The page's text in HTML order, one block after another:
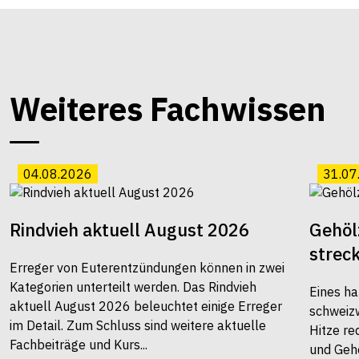
Weiteres Fachwissen
04.08.2026
Rindvieh aktuell August 2026
Erreger von Euterentzündungen können in zwei
Kategorien unterteilt werden. Das Rindvieh
aktuell August 2026 beleuchtet einige Erreger
im Detail. Zum Schluss sind weitere aktuelle
Fachbeiträge und Kurs...
Eines
Hitze
und